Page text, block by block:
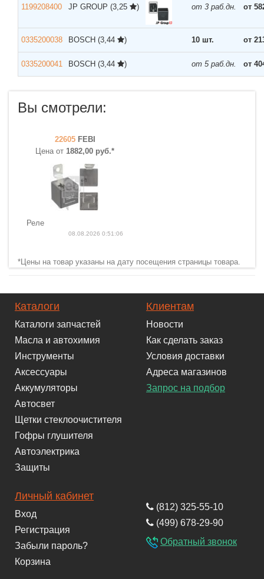
1199208400 JP GROUP (3,25 ) от 3 раб.дн. от
0335200038 BOSCH (3,44 ) 10 шт. от
0335200041 BOSCH (3,44 ) от 5 раб.дн. от
Вы смотрели:
22605 FEBI
Цена от 1882,00 руб.*
Реле
08.08.2026 0:51:06
*Цены на товар указаны на дату посещения страницы товара.
Каталоги
Каталоги запчастей
Масла и автохимия
Инструменты
Аксессуары
Аккумуляторы
Автосвет
Щетки стеклоочистителя
Гофры глушителя
Автоэлектрика
Защиты
Клиентам
Новости
Как сделать заказ
Условия доставки
Адреса магазинов
Запрос на подбор
Личный кабинет
Вход
Регистрация
Забыли пароль?
Корзина
(812) 325-55-10
(499) 678-29-90
Обратный звонок